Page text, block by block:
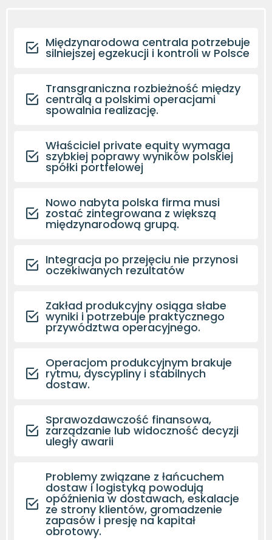
Międzynarodowa centrala potrzebuje
silniejszej egzekucji i kontroli w Polsce
Transgraniczna rozbieżność między
centralą a polskimi operacjami
spowalnia realizację.
Właściciel private equity wymaga
szybkiej poprawy wyników polskiej
spółki portfelowej
Nowo nabyta polska firma musi
zostać zintegrowana z większą
międzynarodową grupą.
Integracja po przejęciu nie przynosi
oczekiwanych rezultatów
Zakład produkcyjny osiąga słabe
wyniki i potrzebuje praktycznego
przywództwa operacyjnego.
Operacjom produkcyjnym brakuje
rytmu, dyscypliny i stabilnych
dostaw.
Sprawozdawczość finansowa,
zarządzanie lub widoczność decyzji
uległy awarii
Problemy związane z łańcuchem
dostaw i logistyką powodują
opóźnienia w dostawach, eskalacje
ze strony klientów, gromadzenie
zapasów i presję na kapitał
obrotowy.